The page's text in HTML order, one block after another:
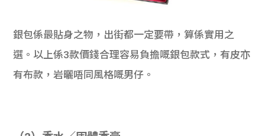
銀包係最貼身之物，出街都一定要帶，算係實用之
選。以上係3款價錢合理容易負擔嘅銀包款式，有皮亦
有布款，岩曬唔同風格嘅男仔。